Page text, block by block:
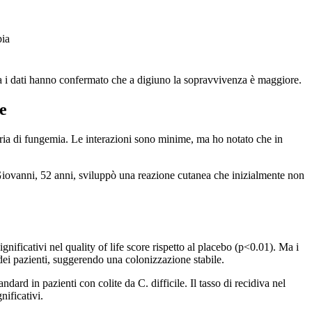
hanno confermato che a digiuno la sopravvivenza è maggiore.
di fungemia. Le interazioni sono minime, ma ho notato che in
52 anni, sviluppò una reazione cutanea che inizialmente non
nel quality of life score rispetto al placebo (p<0.01). Ma i
pazienti, suggerendo una colonizzazione stabile.
in pazienti con colite da C. difficile. Il tasso di recidiva nel